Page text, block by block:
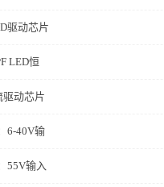
驱动芯片
LED恒
驱动芯片
6-40V输
55V输入